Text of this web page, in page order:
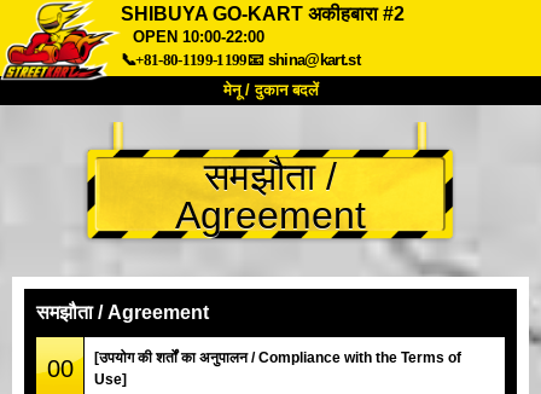
SHIBUYA GO-KART अकीहबारा #2
OPEN 10:00-22:00
📞+81-80-1199-1199📧 shina@kart.st
मेनू / दुकान बदलें
हमारे बारे में विशेषताएँ कीमत
पहुंच वॉयस FAQ
कंपनी बुकिंग
शाखा बदलें
टोक्यो शिनागावा #1
टोक्यो अकीहबारा#2 टोक्यो शिबुया
समझौता /
Agreement
समझौता / Agreement
00
[उपयोग की शर्तों का अनुपालन / Compliance with the Terms of
Use]